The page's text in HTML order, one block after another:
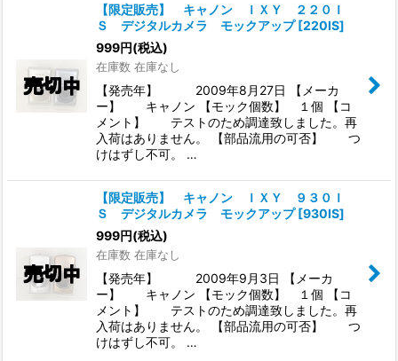
絞り込む
【限定販売】 キャノン ＩＸＹ ２２０Ｉ
Ｓ デジタルカメラ モックアップ [220IS]
999円(税込)
在庫数 在庫なし
【発売年】 2009年8月27日 【メーカ
ー】 キャノン 【モック個数】 １個 【コ
メント】 テストのため調達致しました。再
入荷はありません。 【部品流用の可否】 つ
けはずし不可。 …
【限定販売】 キャノン ＩＸＹ ９３０Ｉ
Ｓ デジタルカメラ モックアップ [930IS]
999円(税込)
在庫数 在庫なし
【発売年】 2009年9月3日 【メーカ
ー】 キャノン 【モック個数】 １個 【コ
メント】 テストのため調達致しました。再
入荷はありません。 【部品流用の可否】 つ
けはずし不可。 …